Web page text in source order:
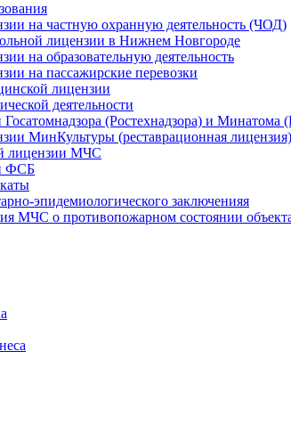
на частную охранную деятельность (ЧОД)
лицензии в Нижнем Новгороде
на образовательную деятельность
на пассажирские перевозки
лицензии
деятельности
(Ростехнадзора) и Минатома
МинКультуры (реставрационная лицензия)
лицензии МЧС
ФСБ
эпидемиологического заключенияя
МЧС о противопожарном состоянии